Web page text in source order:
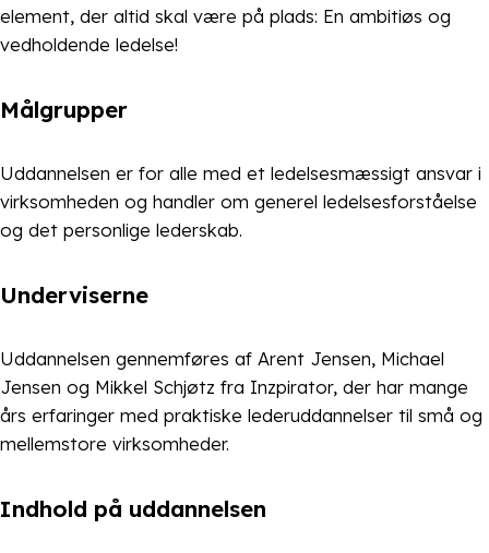
element, der altid skal være på plads: En ambitiøs og
vedholdende ledelse!
Målgrupper
Uddannelsen er for alle med et ledelsesmæssigt ansvar i
virksomheden og handler om generel ledelsesforståelse
og det personlige lederskab.
Underviserne
Uddannelsen gennemføres af Arent Jensen, Michael
Jensen og Mikkel Schjøtz fra Inzpirator, der har mange
års erfaringer med praktiske lederuddannelser til små og
mellemstore virksomheder.
Indhold på uddannelsen